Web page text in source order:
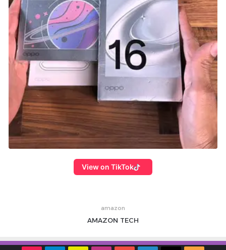
View on TikTok
amazon
AMAZON TECH